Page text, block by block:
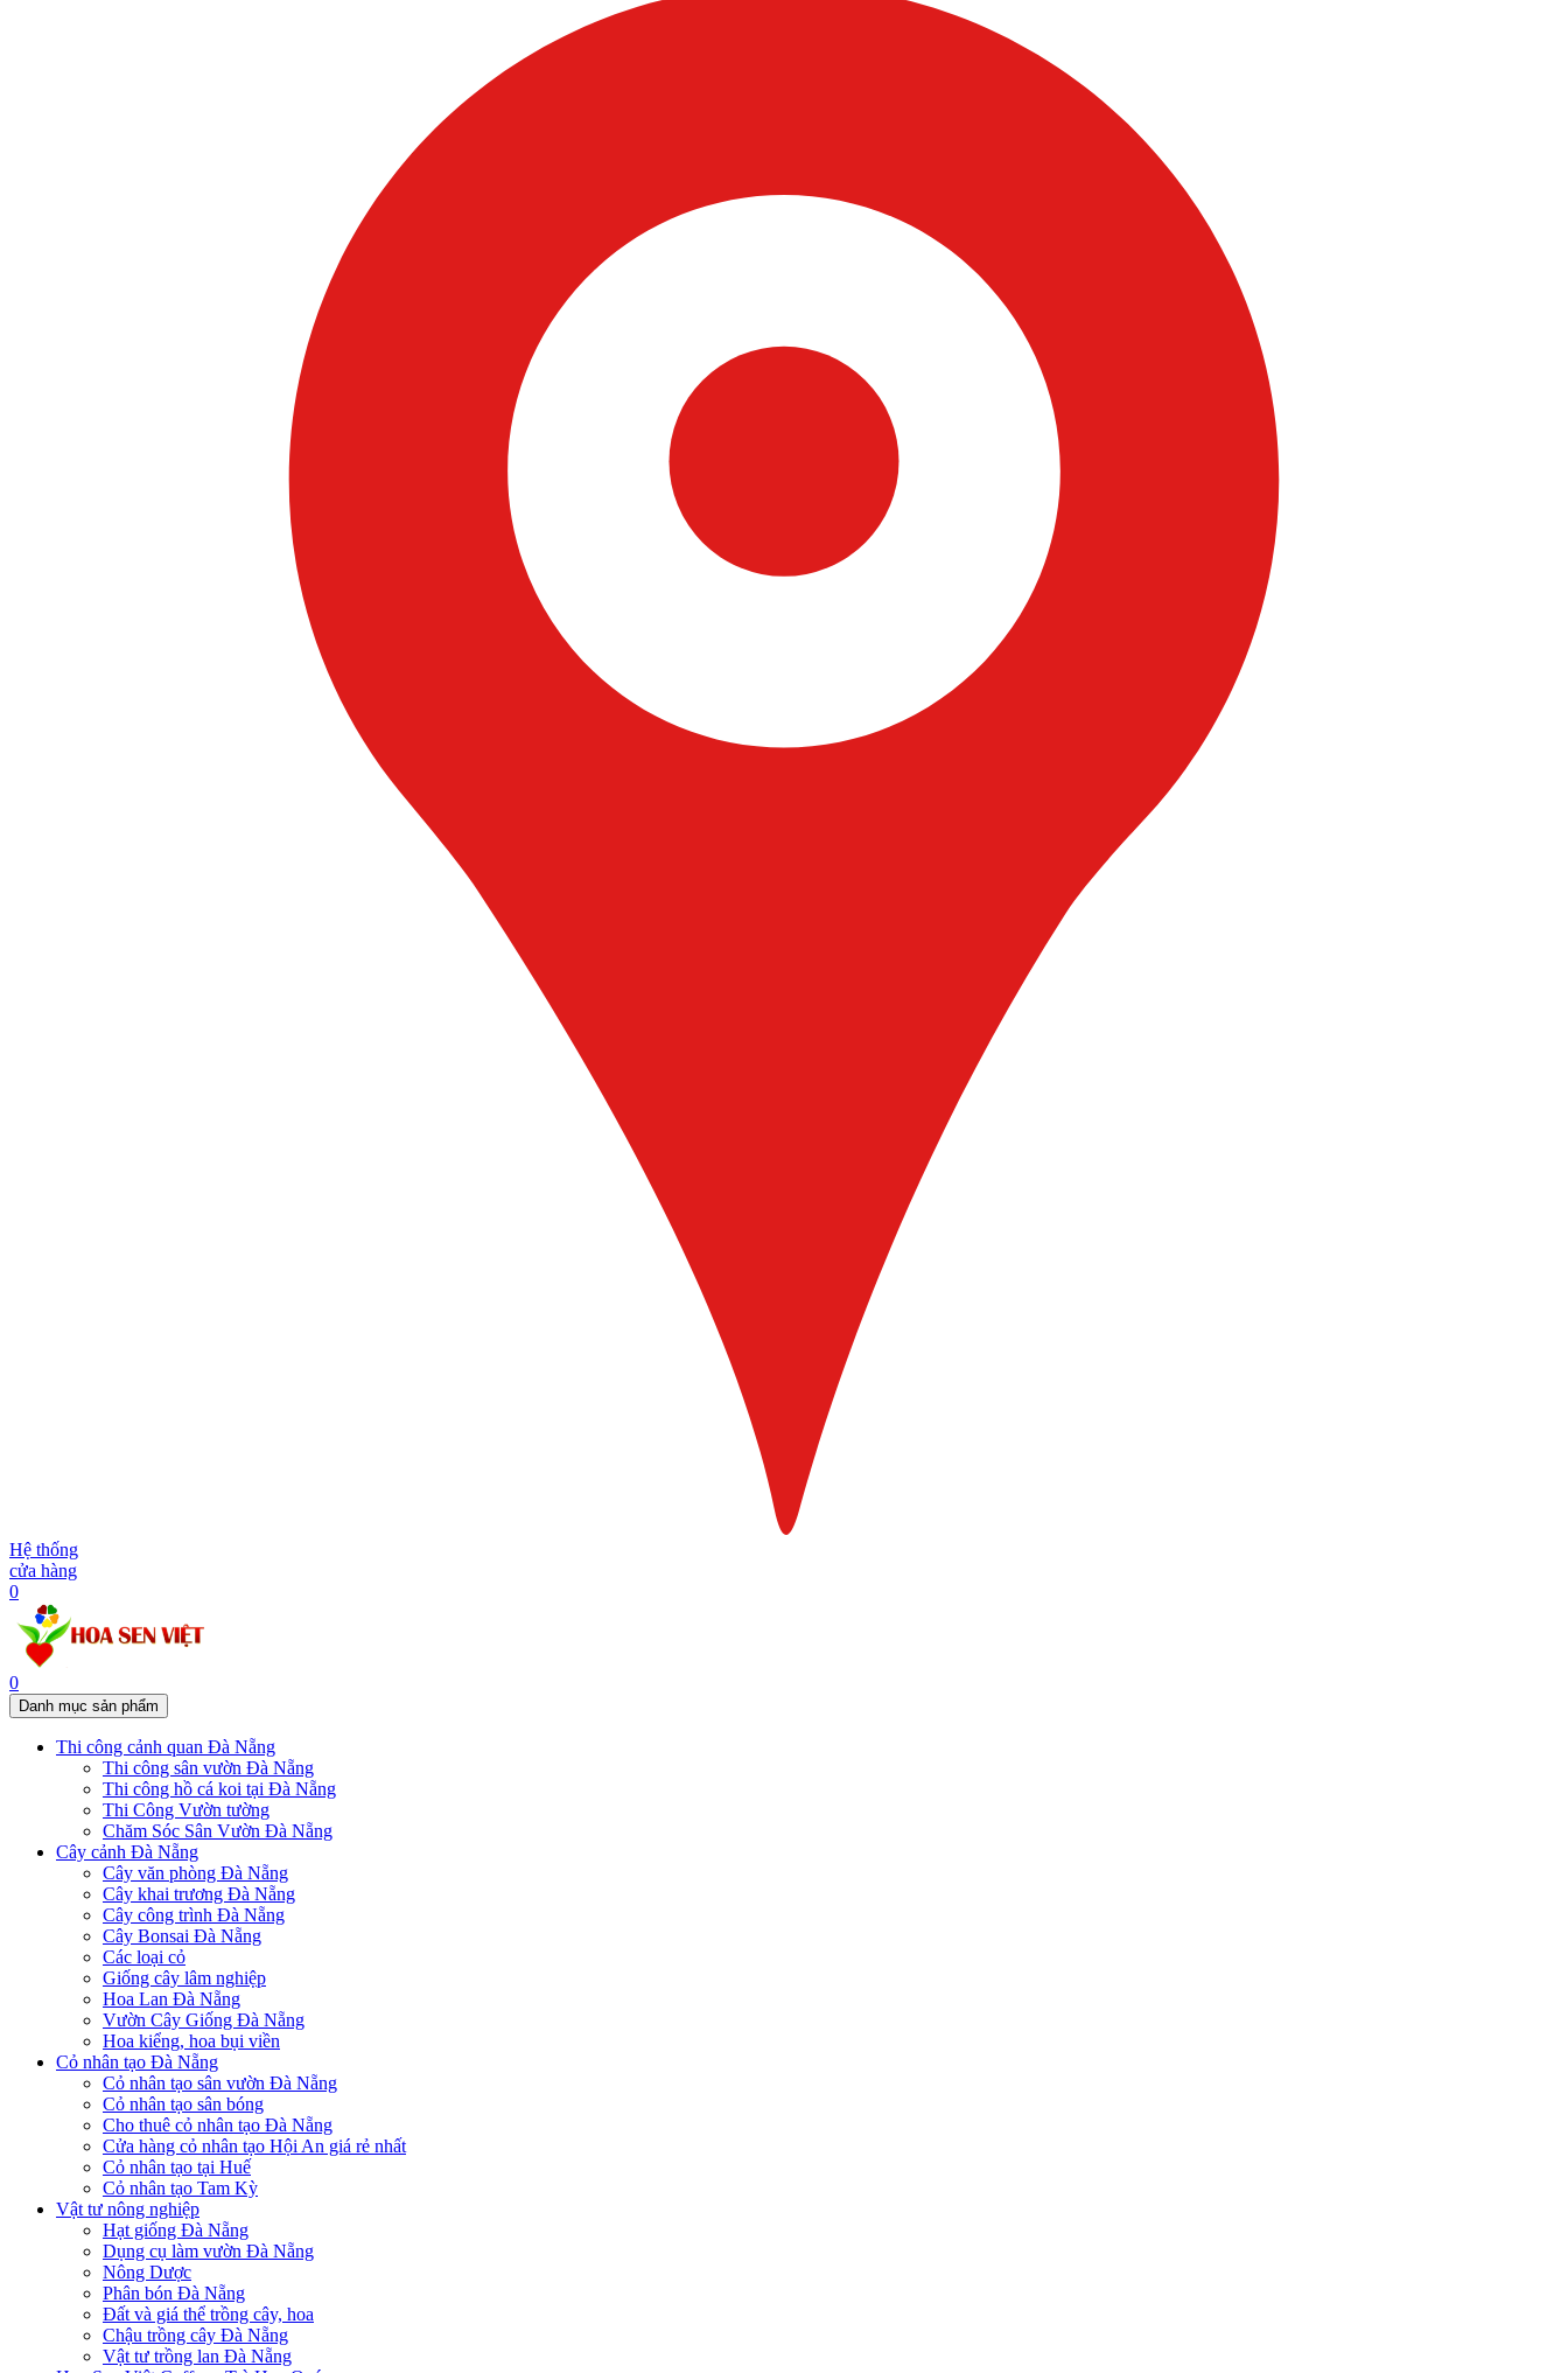
Hệ thống
cửa hàng
0
0
Danh mục sản phẩm
Thi công cảnh quan Đà Nẵng
Thi công sân vườn Đà Nẵng
Thi công hồ cá koi tại Đà Nẵng
Thi Công Vườn tường
Chăm Sóc Sân Vườn Đà Nẵng
Cây cảnh Đà Nẵng
Cây văn phòng Đà Nẵng
Cây khai trương Đà Nẵng
Cây công trình Đà Nẵng
Cây Bonsai Đà Nẵng
Các loại cỏ
Giống cây lâm nghiệp
Hoa Lan Đà Nẵng
Vườn Cây Giống Đà Nẵng
Hoa kiểng, hoa bụi viền
Cỏ nhân tạo Đà Nẵng
Cỏ nhân tạo sân vườn Đà Nẵng
Cỏ nhân tạo sân bóng
Cho thuê cỏ nhân tạo Đà Nẵng
Cửa hàng cỏ nhân tạo Hội An giá rẻ nhất
Cỏ nhân tạo tại Huế
Cỏ nhân tạo Tam Kỳ
Vật tư nông nghiệp
Hạt giống Đà Nẵng
Dụng cụ làm vườn Đà Nẵng
Nông Dược
Phân bón Đà Nẵng
Đất và giá thể trồng cây, hoa
Chậu trồng cây Đà Nẵng
Vật tư trồng lan Đà Nẵng